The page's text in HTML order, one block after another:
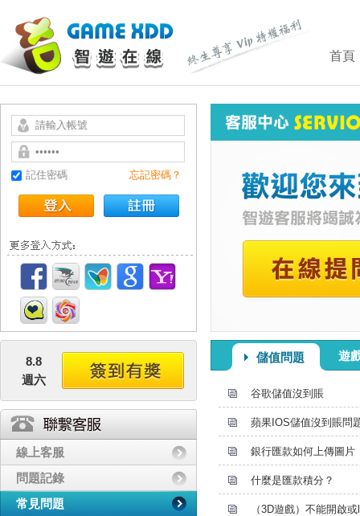
首頁
記住密碼 忘記密碼？
8.8
週六
線上客服
問題記錄
常見問題
儲值問題 遊
谷歌儲值沒到賬
蘋果IOS儲值沒到賬問
銀行匯款如何上傳圖片
什麼是匯款積分？
（3D遊戲）不能開啟